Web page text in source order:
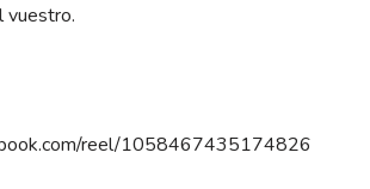
vuestro.
reel/1058467435174826